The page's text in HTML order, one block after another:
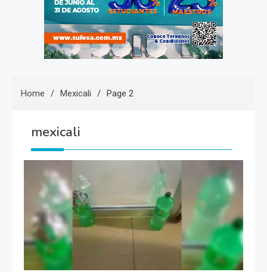
Home Mexicali Page 2
mexicali